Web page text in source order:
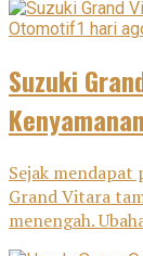
Otomotif1 hari
Suzuki
Sejak mendapat
Grand Vitara
menengah.